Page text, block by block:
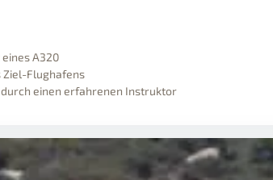
A320
Ziel-Flughafens
einen erfahrenen Instruktor